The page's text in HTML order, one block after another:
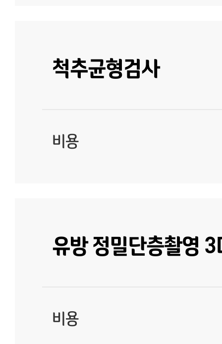
척추균형검사
비용
유방 정밀단층촬영
비용